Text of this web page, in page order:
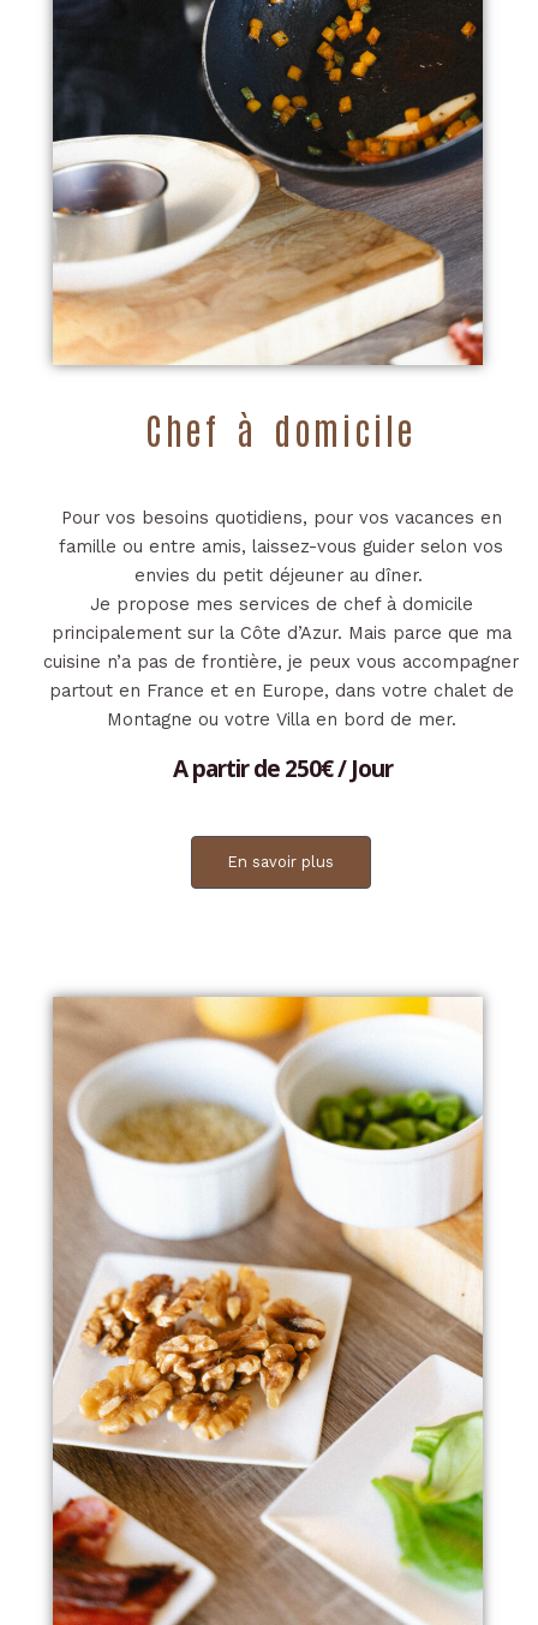
Chef à domicile
Pour vos besoins quotidiens, pour vos vacances en
famille ou entre amis, laissez-vous guider selon vos
envies du petit déjeuner au dîner.
Je propose mes services de chef à domicile
principalement sur la Côte d’Azur. Mais parce que ma
cuisine n’a pas de frontière, je peux vous accompagner
partout en France et en Europe, dans votre chalet de
Montagne ou votre Villa en bord de mer.
A partir de 250€ / Jour
En savoir plus